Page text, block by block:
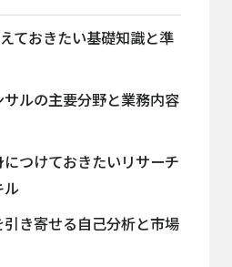
ておきたい基礎知識と準
ルの主要分野と業務内容
つけておきたいリサーチ
ル
き寄せる自己分析と市場